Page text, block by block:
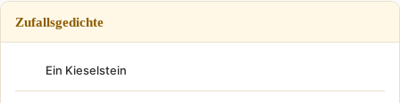
Zufallsgedichte
Ein Kieselstein